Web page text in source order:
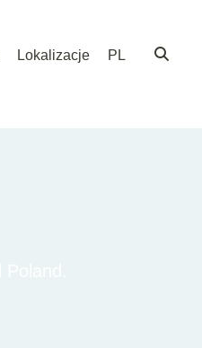
Lokalizacje PL